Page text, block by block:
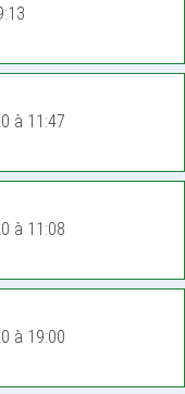
à 11:47
à 11:08
à 19:00